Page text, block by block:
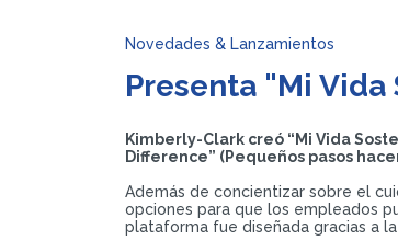
Novedades & Lanzamientos
Presenta "Mi
Kimberly-Clark creó “Mi Vida
Difference” (Pequeños pasos
Además de concientizar sobre el
opciones para que los empleados
plataforma fue diseñada gracias a